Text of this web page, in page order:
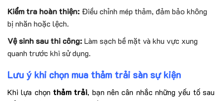
Kiểm tra hoàn thiện: Điều chỉnh mép thảm, đảm bảo không
bị nhăn hoặc lệch.
Vệ sinh sau thi công:Làm sạch bề mặt và khu vực xung
quanh trước khi sử dụng.
Lưu ý khi chọn mua thảm trải sàn sự kiện
Khi lựa chọn thảm trải, bạn nên cân nhắc những yếu tố sau